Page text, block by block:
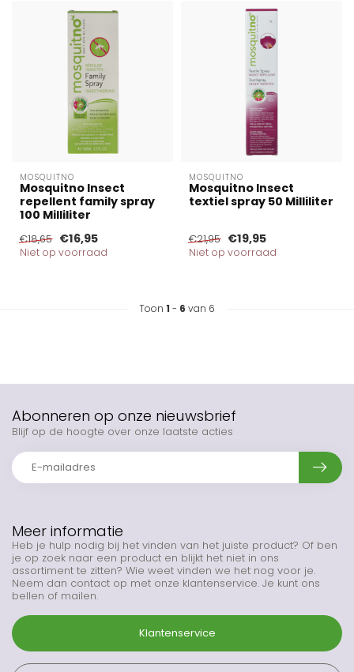
MOSQUITNO
Mosquitno Insect
repellent family spray
100 Milliliter
€18,65 €16,95
Niet op voorraad
MOSQUITNO
Mosquitno Insect
textiel spray 50 Milliliter
€21,95 €19,95
Niet op voorraad
Toon 1 - 6 van 6
Meer informatie
Heb je hulp nodig bij het vinden van het juiste product? Of ben
je op zoek naar een product en blijkt het niet in ons
assortiment te zitten? Wie weet vinden we het nog voor je.
Neem dan contact op met onze klantenservice. Je kunt ons
bellen of mailen.
Klantenservice
Abonneren op onze nieuwsbrief
Blijf op de hoogte over onze laatste acties